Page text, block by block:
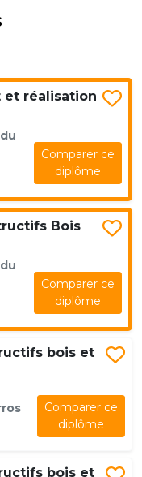
et réalisation
Comparer ce
diplôme
Bois
Comparer ce
diplôme
bois et
Comparer ce
diplôme
bois et